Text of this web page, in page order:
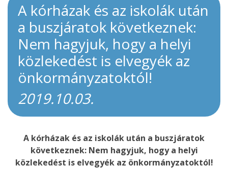
A kórházak és az iskolák után
a buszjáratok következnek:
Nem hagyjuk, hogy a helyi
közlekedést is elvegyék az
önkormányzatoktól!
2019.10.03.
A kórházak és az iskolák után a buszjáratok
következnek: Nem hagyjuk, hogy a helyi
közlekedést is elvegyék az önkormányzatoktól!